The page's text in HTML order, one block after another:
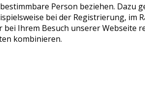
Person beziehen. Dazu
bei der Registrierung, im
Ihrem Besuch unserer
kombinieren.